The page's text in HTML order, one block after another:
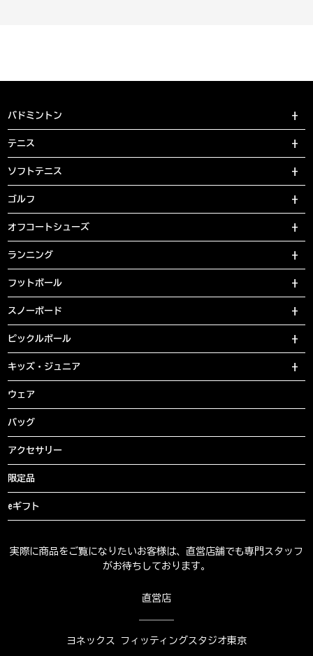
バドミントン
テニス
ソフトテニス
ゴルフ
オフコートシューズ
ランニング
フットボール
スノーボード
ピックルボール
キッズ・ジュニア
ウェア
バッグ
アクセサリー
限定品
eギフト
実際に商品をご覧になりたいお客様は、直営店舗でも専門スタッフ
がお待ちしております。
直営店
ヨネックス フィッティングスタジオ東京